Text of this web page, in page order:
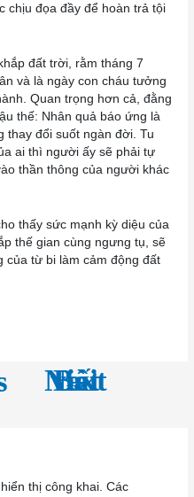
chịu đọa đầy để hoàn trả tội
đất trời, rằm tháng 7
và là ngày con cháu tưởng
Quan trọng hơn cả, đằng
thế: Nhân quả báo ứng là
thay đổi suốt ngàn đời. Tu
ai thì người ấy sẽ phải tự
thần thông của người khác
thấy sức mạnh kỳ diệu của
thế gian cùng ngưng tụ, sẽ
từ bi làm cảm động đất
Next Bài viết
→
thị công khai. Các